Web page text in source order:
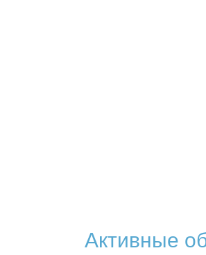
Активные